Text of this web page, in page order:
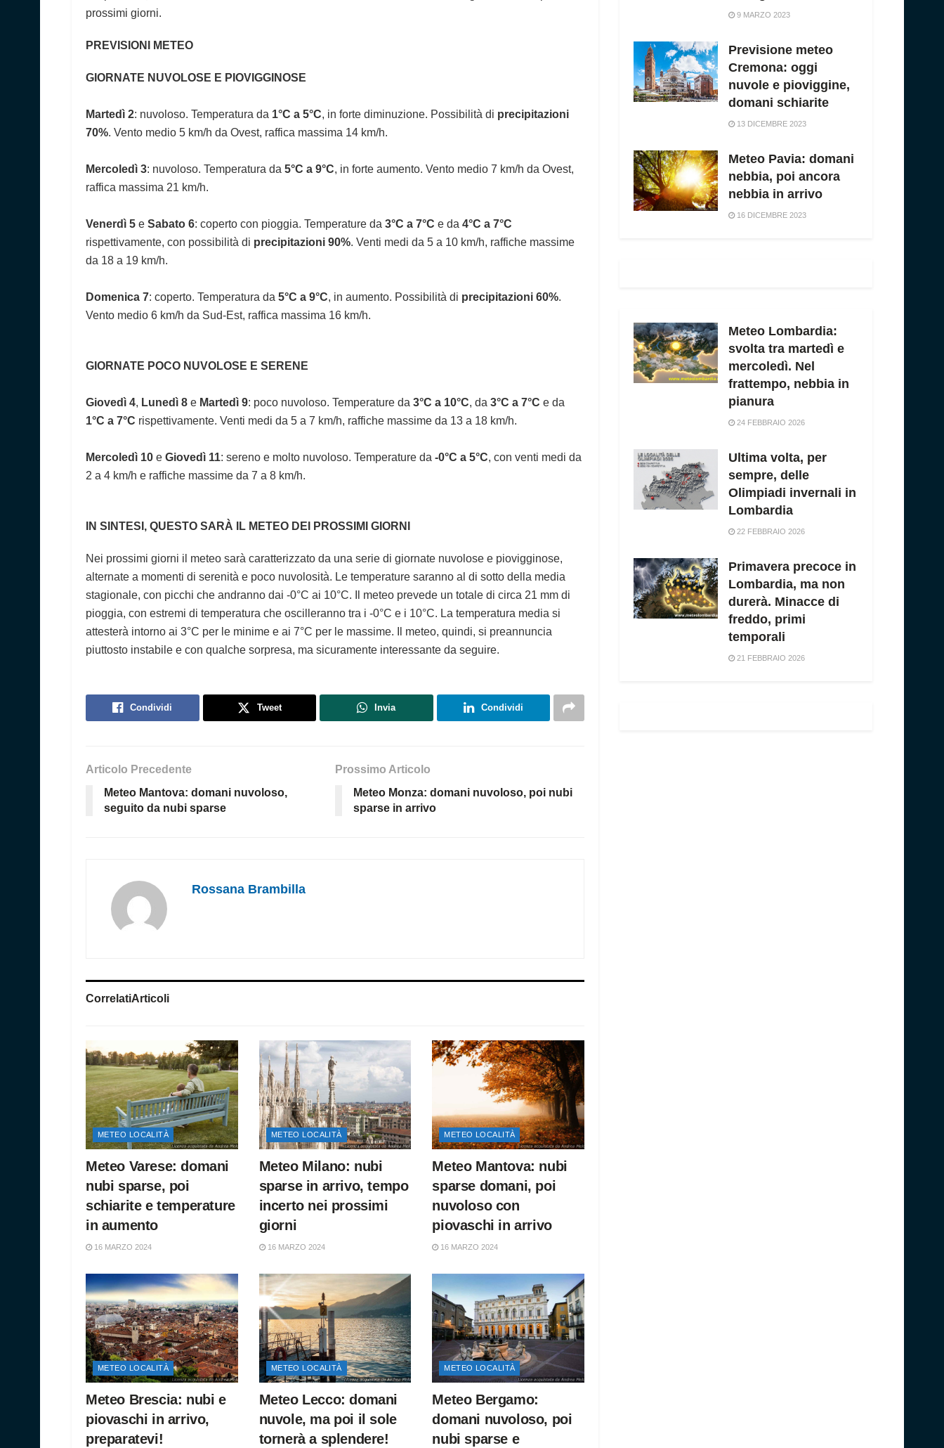
prossimi giorni.
PREVISIONI METEO
GIORNATE NUVOLOSE E PIOVIGGINOSE
Martedì 2: nuvoloso. Temperatura da 1°C a 5°C, in forte diminuzione. Possibilità di precipitazioni
70%. Vento medio 5 km/h da Ovest, raffica massima 14 km/h.
Mercoledì 3: nuvoloso. Temperatura da 5°C a 9°C, in forte aumento. Vento medio 7 km/h da Ovest,
raffica massima 21 km/h.
Venerdì 5 e Sabato 6: coperto con pioggia. Temperature da 3°C a 7°C e da 4°C a 7°C
rispettivamente, con possibilità di precipitazioni 90%. Venti medi da 5 a 10 km/h, raffiche massime
da 18 a 19 km/h.
Domenica 7: coperto. Temperatura da 5°C a 9°C, in aumento. Possibilità di precipitazioni 60%.
Vento medio 6 km/h da Sud-Est, raffica massima 16 km/h.
GIORNATE POCO NUVOLOSE E SERENE
Giovedì 4, Lunedì 8 e Martedì 9: poco nuvoloso. Temperature da 3°C a 10°C, da 3°C a 7°C e da
1°C a 7°C rispettivamente. Venti medi da 5 a 7 km/h, raffiche massime da 13 a 18 km/h.
Mercoledì 10 e Giovedì 11: sereno e molto nuvoloso. Temperature da -0°C a 5°C, con venti medi da
2 a 4 km/h e raffiche massime da 7 a 8 km/h.
IN SINTESI, QUESTO SARÀ IL METEO DEI PROSSIMI GIORNI
Nei prossimi giorni il meteo sarà caratterizzato da una serie di giornate nuvolose e piovigginose,
alternate a momenti di serenità e poco nuvolosità. Le temperature saranno al di sotto della media
stagionale, con picchi che andranno dai -0°C ai 10°C. Il meteo prevede un totale di circa 21 mm di
pioggia, con estremi di temperatura che oscilleranno tra i -0°C e i 10°C. La temperatura media si
attesterà intorno ai 3°C per le minime e ai 7°C per le massime. Il meteo, quindi, si preannuncia
piuttosto instabile e con qualche sorpresa, ma sicuramente interessante da seguire.
Condividi Tweet Invia Condividi
Articolo Precedente
Meteo Mantova: domani nuvoloso,
seguito da nubi sparse
Prossimo Articolo
Meteo Monza: domani nuvoloso, poi nubi
sparse in arrivo
Rossana Brambilla
CorrelatiArticoli
METEO LOCALITÀ
Meteo Varese: domani
nubi sparse, poi
schiarite e temperature
in aumento
16 MARZO 2024
METEO LOCALITÀ
Meteo Milano: nubi
sparse in arrivo, tempo
incerto nei prossimi
giorni
16 MARZO 2024
METEO LOCALITÀ
Meteo Mantova: nubi
sparse domani, poi
nuvoloso con
piovaschi in arrivo
16 MARZO 2024
METEO LOCALITÀ
Meteo Brescia: nubi e
piovaschi in arrivo,
preparatevi!
METEO LOCALITÀ
Meteo Lecco: domani
nuvole, ma poi il sole
tornerà a splendere!
METEO LOCALITÀ
Meteo Bergamo:
domani nuvoloso, poi
nubi sparse e
9 MARZO 2023
Previsione meteo
Cremona: oggi
nuvole e pioviggine,
domani schiarite
13 DICEMBRE 2023
Meteo Pavia: domani
nebbia, poi ancora
nebbia in arrivo
16 DICEMBRE 2023
Meteo Lombardia:
svolta tra martedì e
mercoledì. Nel
frattempo, nebbia in
pianura
24 FEBBRAIO 2026
Ultima volta, per
sempre, delle
Olimpiadi invernali in
Lombardia
22 FEBBRAIO 2026
Primavera precoce in
Lombardia, ma non
durerà. Minacce di
freddo, primi
temporali
21 FEBBRAIO 2026